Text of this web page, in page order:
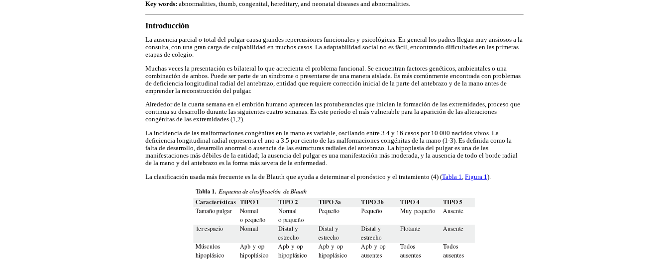
Key words: abnormalities, thumb, congenital, hereditary, and neonatal diseases and abnormalities.
Introducción
La ausencia parcial o total del pulgar causa grandes repercusiones funcionales y psicológicas. En general los padres llegan muy ansiosos a la
consulta, con una gran carga de culpabilidad en muchos casos. La adaptabilidad social no es fácil, encontrando dificultades en las primeras
etapas de colegio.
Muchas veces la presentación es bilateral lo que acrecienta el problema funcional. Se encuentran factores genéticos, ambientales o una
combinación de ambos. Puede ser parte de un síndrome o presentarse de una manera aislada. Es más comúnmente encontrada con problemas
de deficiencia longitudinal radial del antebrazo, entidad que requiere corrección inicial de la parte del antebrazo y de la mano antes de
emprender la reconstrucción del pulgar.
Alrededor de la cuarta semana en el embrión humano aparecen las protuberancias que inician la formación de las extremidades, proceso que
continua su desarrollo durante las siguientes cuatro semanas. Es este período el más vulnerable para la aparición de las alteraciones
congénitas de las extremidades (1,2).
La incidencia de las malformaciones congénitas en la mano es variable, oscilando entre 3.4 y 16 casos por 10.000 nacidos vivos. La
deficiencia longitudinal radial representa el uno a 3.5 por ciento de las malformaciones congénitas de la mano (1-3). Es definida como la
falta de desarrollo, desarrollo anormal o ausencia de las estructuras radiales del antebrazo. La hipoplasia del pulgar es una de las
manifestaciones más débiles de la entidad; la ausencia del pulgar es una manifestación más moderada, y la ausencia de todo el borde radial
de la mano y del antebrazo es la forma más severa de la enfermedad.
La clasificación usada más frecuente es la de Blauth que ayuda a determinar el pronóstico y el tratamiento (4) (Tabla 1 Figura 1 ).